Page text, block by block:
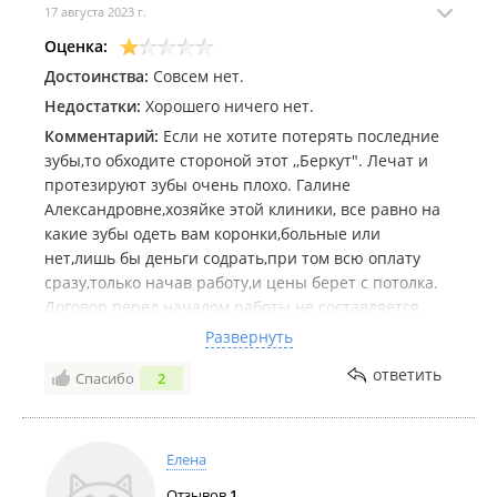
17 августа 2023 г.
Оценка:
Достоинства: Совсем нет.
Недостатки: Хорошего ничего нет.
Комментарий: Если не хотите потерять последние
зубы,то обходите стороной этот ,,Беркут". Лечат и
протезируют зубы очень плохо. Галине
Александровне,хозяйке этой клиники, все равно на
какие зубы одеть вам коронки,больные или
нет,лишь бы деньги содрать,при том всю оплату
сразу,только начав работу,и цены берет с потолка.
Договор перед началом работы не составляется.
Снимки зубов перед протезированием Галина
Александровна не считает нужным делать.
Стоматологи в этой клинике отвратительные,два
знаю,как обойдется, удалять или лечить,так как тоже
воспаление,но два года назад я их тоже у них лечил.
Развернуть
Спасибо 2 ответить
Елена